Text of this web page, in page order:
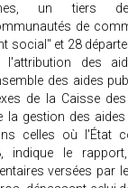
un tiers
de
social" et 28
des
des aides
de la Caisse
la gestion des
celles où l'État
indique le
versées par